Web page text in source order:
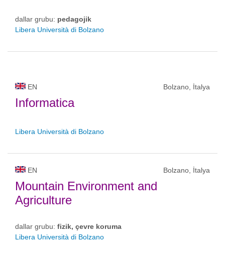
dallar grubu: pedagojik
Libera Università di Bolzano
EN Bolzano, İtalya
Informatica
Libera Università di Bolzano
EN Bolzano, İtalya
Mountain Environment and
Agriculture
dallar grubu: fizik, çevre koruma
Libera Università di Bolzano